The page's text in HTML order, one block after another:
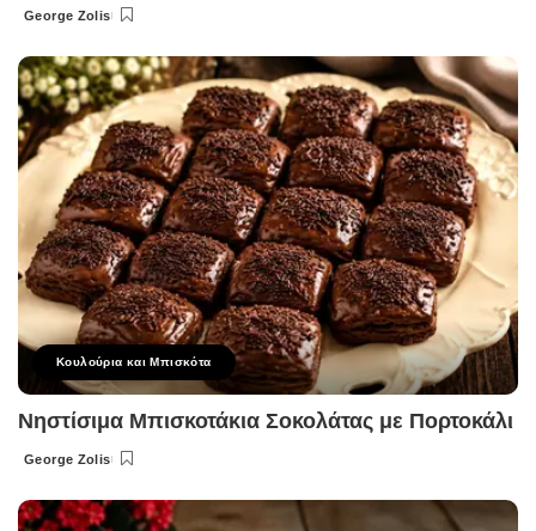
Posted
George Zolis
Κουλούρια και Μπισκότα
Νηστίσιμα Μπισκοτάκια Σοκολάτας με Πορτοκάλι
Posted
George Zolis